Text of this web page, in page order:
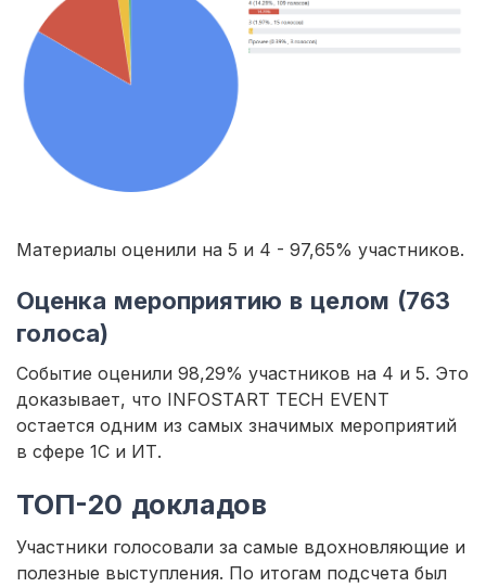
Материалы оценили на 5 и 4 - 97,65% участников.
Оценка мероприятию в целом (763
голоса)
Событие оценили 98,29% участников на 4 и 5. Это
доказывает, что INFOSTART TECH EVENT
остается одним из самых значимых мероприятий
в сфере 1С и ИТ.
ТОП-20 докладов
Участники голосовали за самые вдохновляющие и
полезные выступления. По итогам подсчета был